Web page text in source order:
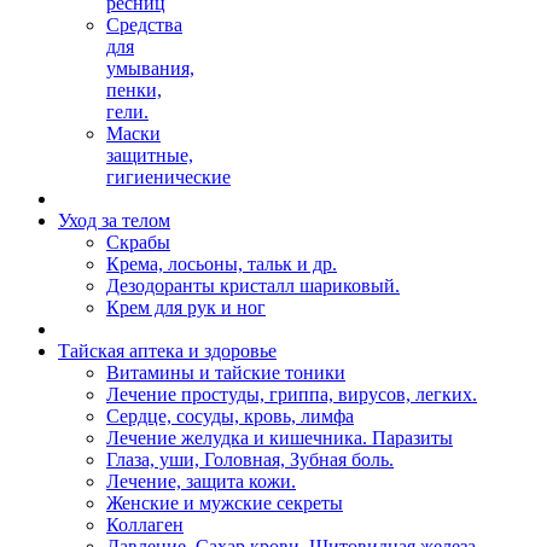
Средства
для
умывания,
пенки,
гели.
Маски
защитные,
гигиенические
Уход за телом
Скрабы
Крема, лосьоны, тальк и др.
Дезодоранты кристалл шариковый.
Крем для рук и ног
Тайская аптека и здоровье
Витамины и тайские тоники
Лечение простуды, гриппа, вирусов, легких.
Сердце, сосуды, кровь, лимфа
Лечение желудка и кишечника. Паразиты
Глаза, уши, Головная, Зубная боль.
Лечение, защита кожи.
Женские и мужские секреты
Коллаген